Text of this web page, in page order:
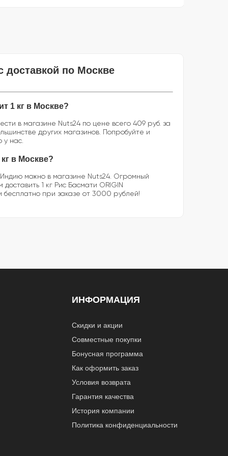
доставкой по Москве
1 кг в Москве?
в магазине Nuts24 по цене всего 409 руб. за
других магазинов. Попробуйте и
у нас.
в Москве?
Индию можно в магазине Nuts24. Огромный
1 кг Рис Басмати ORIGIN
бесплатно при заказе от 3000 рублей!
ИНФОРМАЦИЯ
Скидки и акции
Совместные покупки
Бонусная программа
Как оформить заказ
Условия возврата
Гарантия качества
История компании
Политика конфиденциальности